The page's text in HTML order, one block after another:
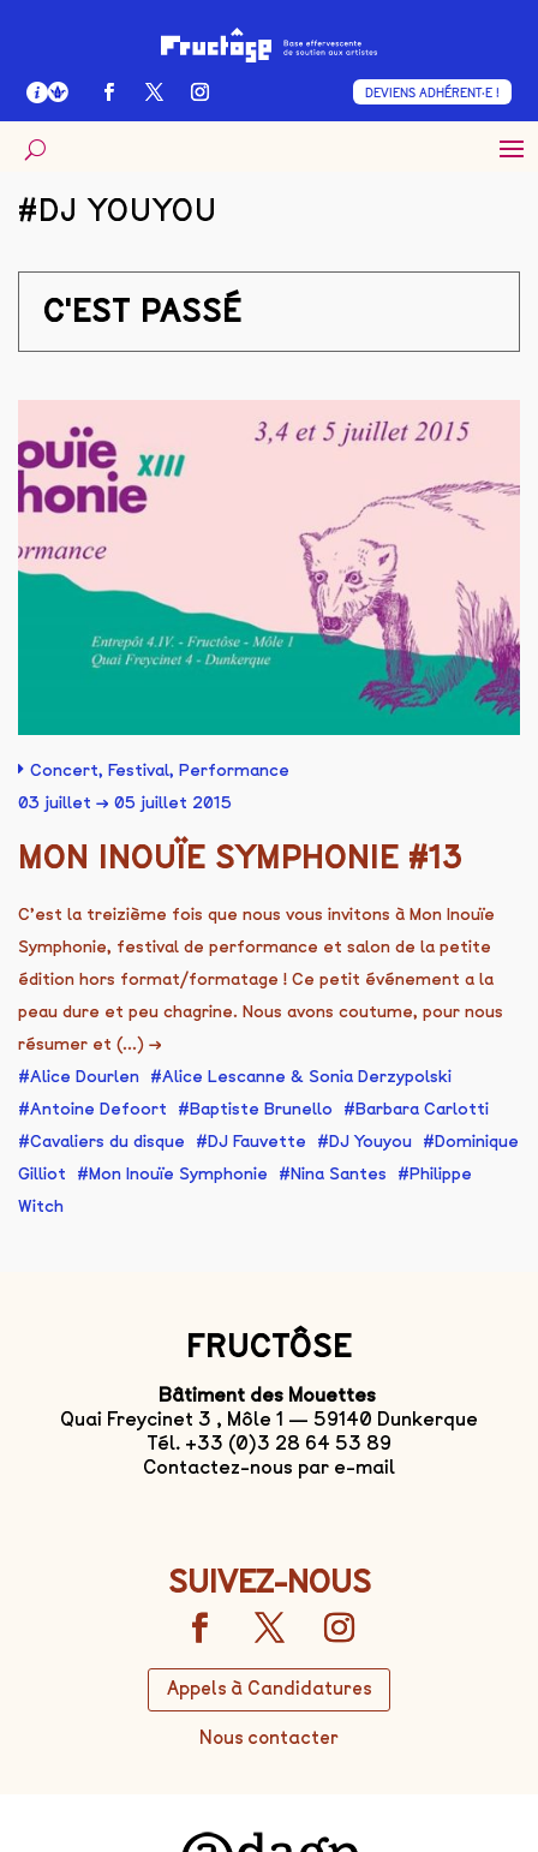
DEVIENS ADHÉRENT·E !
#DJ YOUYOU
C'EST PASSÉ
Concert, Festival, Performance
03 juillet → 05 juillet 2015
MON INOUÏE SYMPHONIE #13
C’est la treizième fois que nous vous invitons à Mon Inouïe
Symphonie, festival de performance et salon de la petite
édition hors format/formatage ! Ce petit événement a la
peau dure et peu chagrine. Nous avons coutume, pour nous
résumer et (...) →
Alice Dourlen
Alice Lescanne & Sonia Derzypolski
Antoine Defoort
Baptiste Brunello
Barbara Carlotti
Cavaliers du disque
DJ Fauvette DJ Youyou
Dominique
Gilliot
Mon Inouïe Symphonie Nina Santes
Philippe
Witch
FRUCTÔSE
Bâtiment des Mouettes
Quai Freycinet 3 , Môle 1 — 59140 Dunkerque
Tél. +33 (0)3 28 64 53 89
Contactez-nous par e-mail
SUIVEZ-NOUS
Appels à Candidatures
Nous contacter